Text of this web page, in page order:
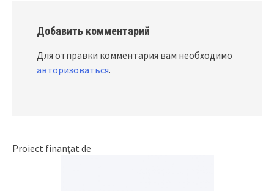
Добавить комментарий
Для отправки комментария вам необходимо
авторизоваться.
Proiect finanțat de